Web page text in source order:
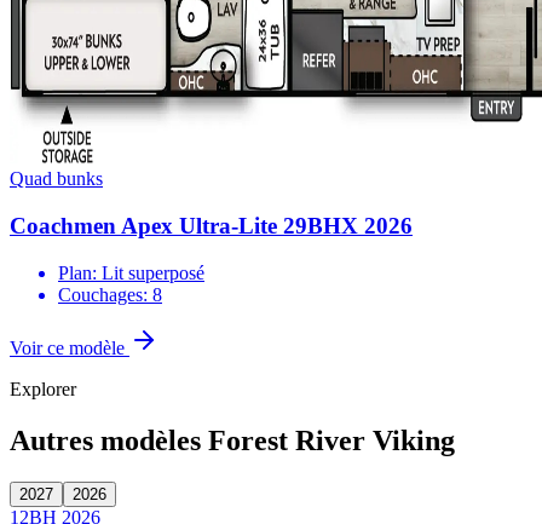
Quad bunks
Coachmen Apex Ultra-Lite 29BHX 2026
Plan: Lit superposé
Couchages: 8
Voir ce modèle
Explorer
Autres modèles Forest River Viking
2027 2026
12BH 2026